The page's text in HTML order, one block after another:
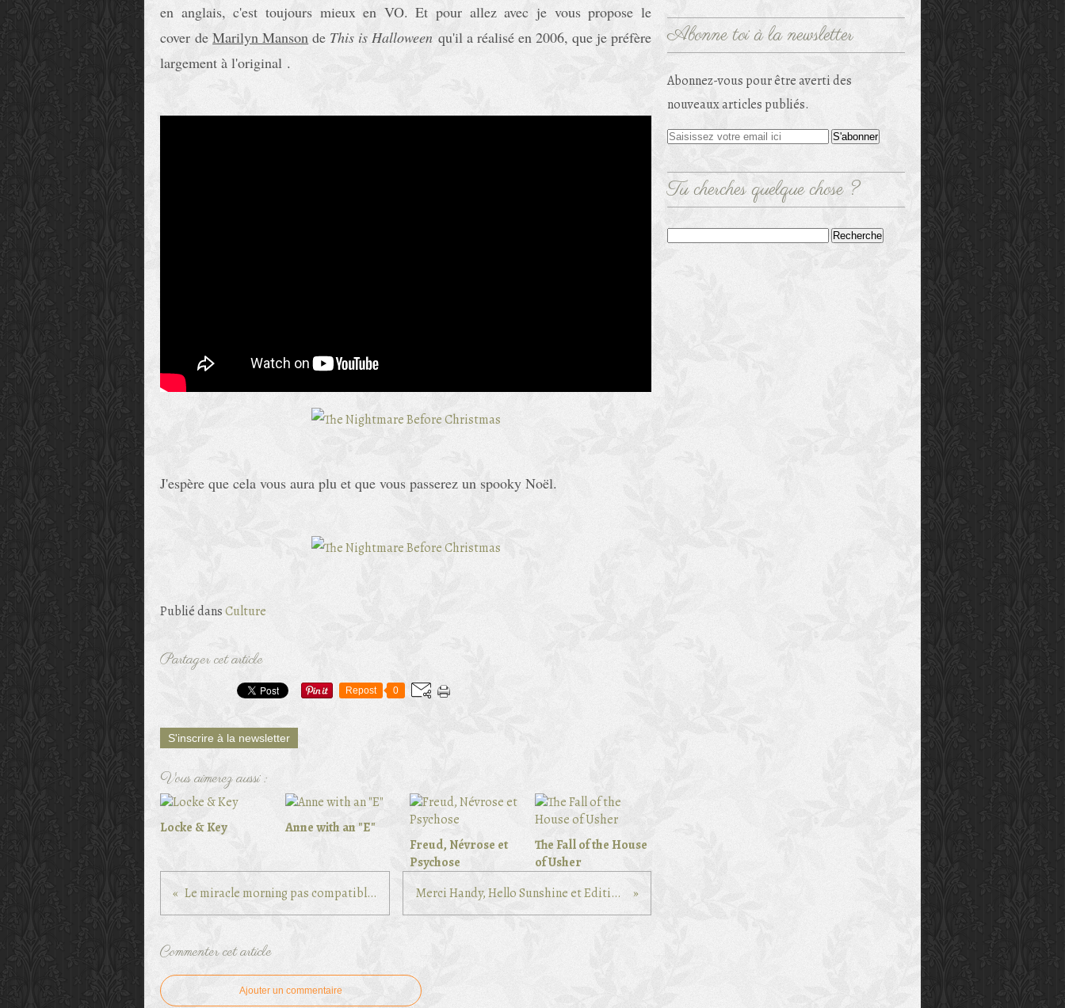
en anglais, c'est toujours mieux en VO. Et pour allez avec je vous propose le
cover deMarilyn Manson de This is Halloween qu'il a réalisé en 2006, que je préfère
largement à l'original .
J'espère que cela vous aura plu et que vous passerez un spooky Noël.
Publié dansCulture
Partager cet article
Repost 0
S'inscrire à la newsletter
Vous aimerez aussi :
Locke & Key
Anne with an "E"
Freud, Névrose et
Psychose
The Fall of the House
of Usher
Le miracle morning pas compatible avec la vie étudiante ?
Merci Handy, Hello Sunshine et Edition Limité, Unicorn Edition
Commenter cet article
Ajouter un commentaire
Abonne toi à la newsletter
Abonnez-vous pour être averti des
nouveaux articles publiés.
Tu cherches quelque chose ?